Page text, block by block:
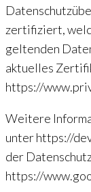
zertifiziert,
geltenden
aktuelles
https://
Weitere
unter https://
der
https://